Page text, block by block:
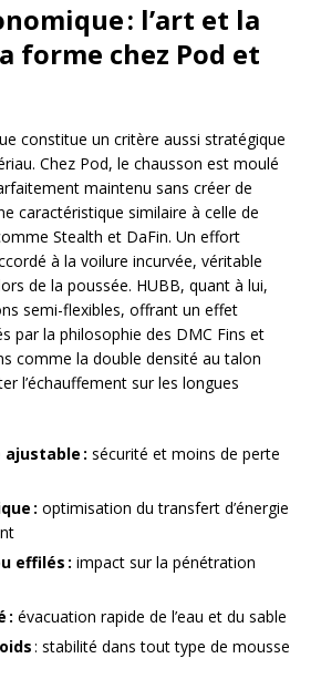
: l’art et la
forme chez Pod et
constitue un critère aussi stratégique
Chez Pod, le chausson est moulé
maintenu sans créer de
caractéristique similaire à celle de
Stealth et DaFin. Un effort
à la voilure incurvée, véritable
de la poussée. HUBB, quant à lui,
semi-flexibles, offrant un effet
par la philosophie des DMC Fins et
comme la double densité au talon
l’échauffement sur les longues
ajustable : sécurité et moins de perte
: optimisation du transfert d’énergie
effilés : impact sur la pénétration
: évacuation rapide de l’eau et du sable
: stabilité dans tout type de mousse